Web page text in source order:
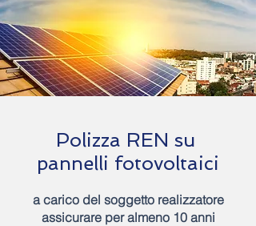
Polizza REN su
pannelli fotovoltaici
a carico del soggetto realizzatore
assicurare per almeno 10 anni